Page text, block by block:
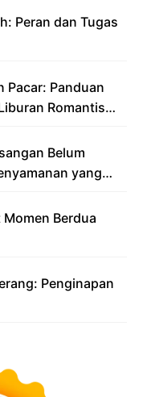
Peran dan Tugas
Pacar: Panduan
Romantis
Belum
yang
Berdua
Penginapan